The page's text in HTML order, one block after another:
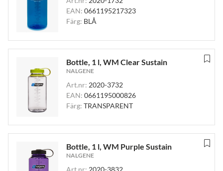
EAN: 0661195217323
Färg: BLÅ
Bottle, 1 l, WM Clear Sustain
NALGENE
Art.nr: 2020-3732
EAN: 0661195000826
Färg: TRANSPARENT
Bottle, 1 l, WM Purple Sustain
NALGENE
Art.nr: 2020-3832